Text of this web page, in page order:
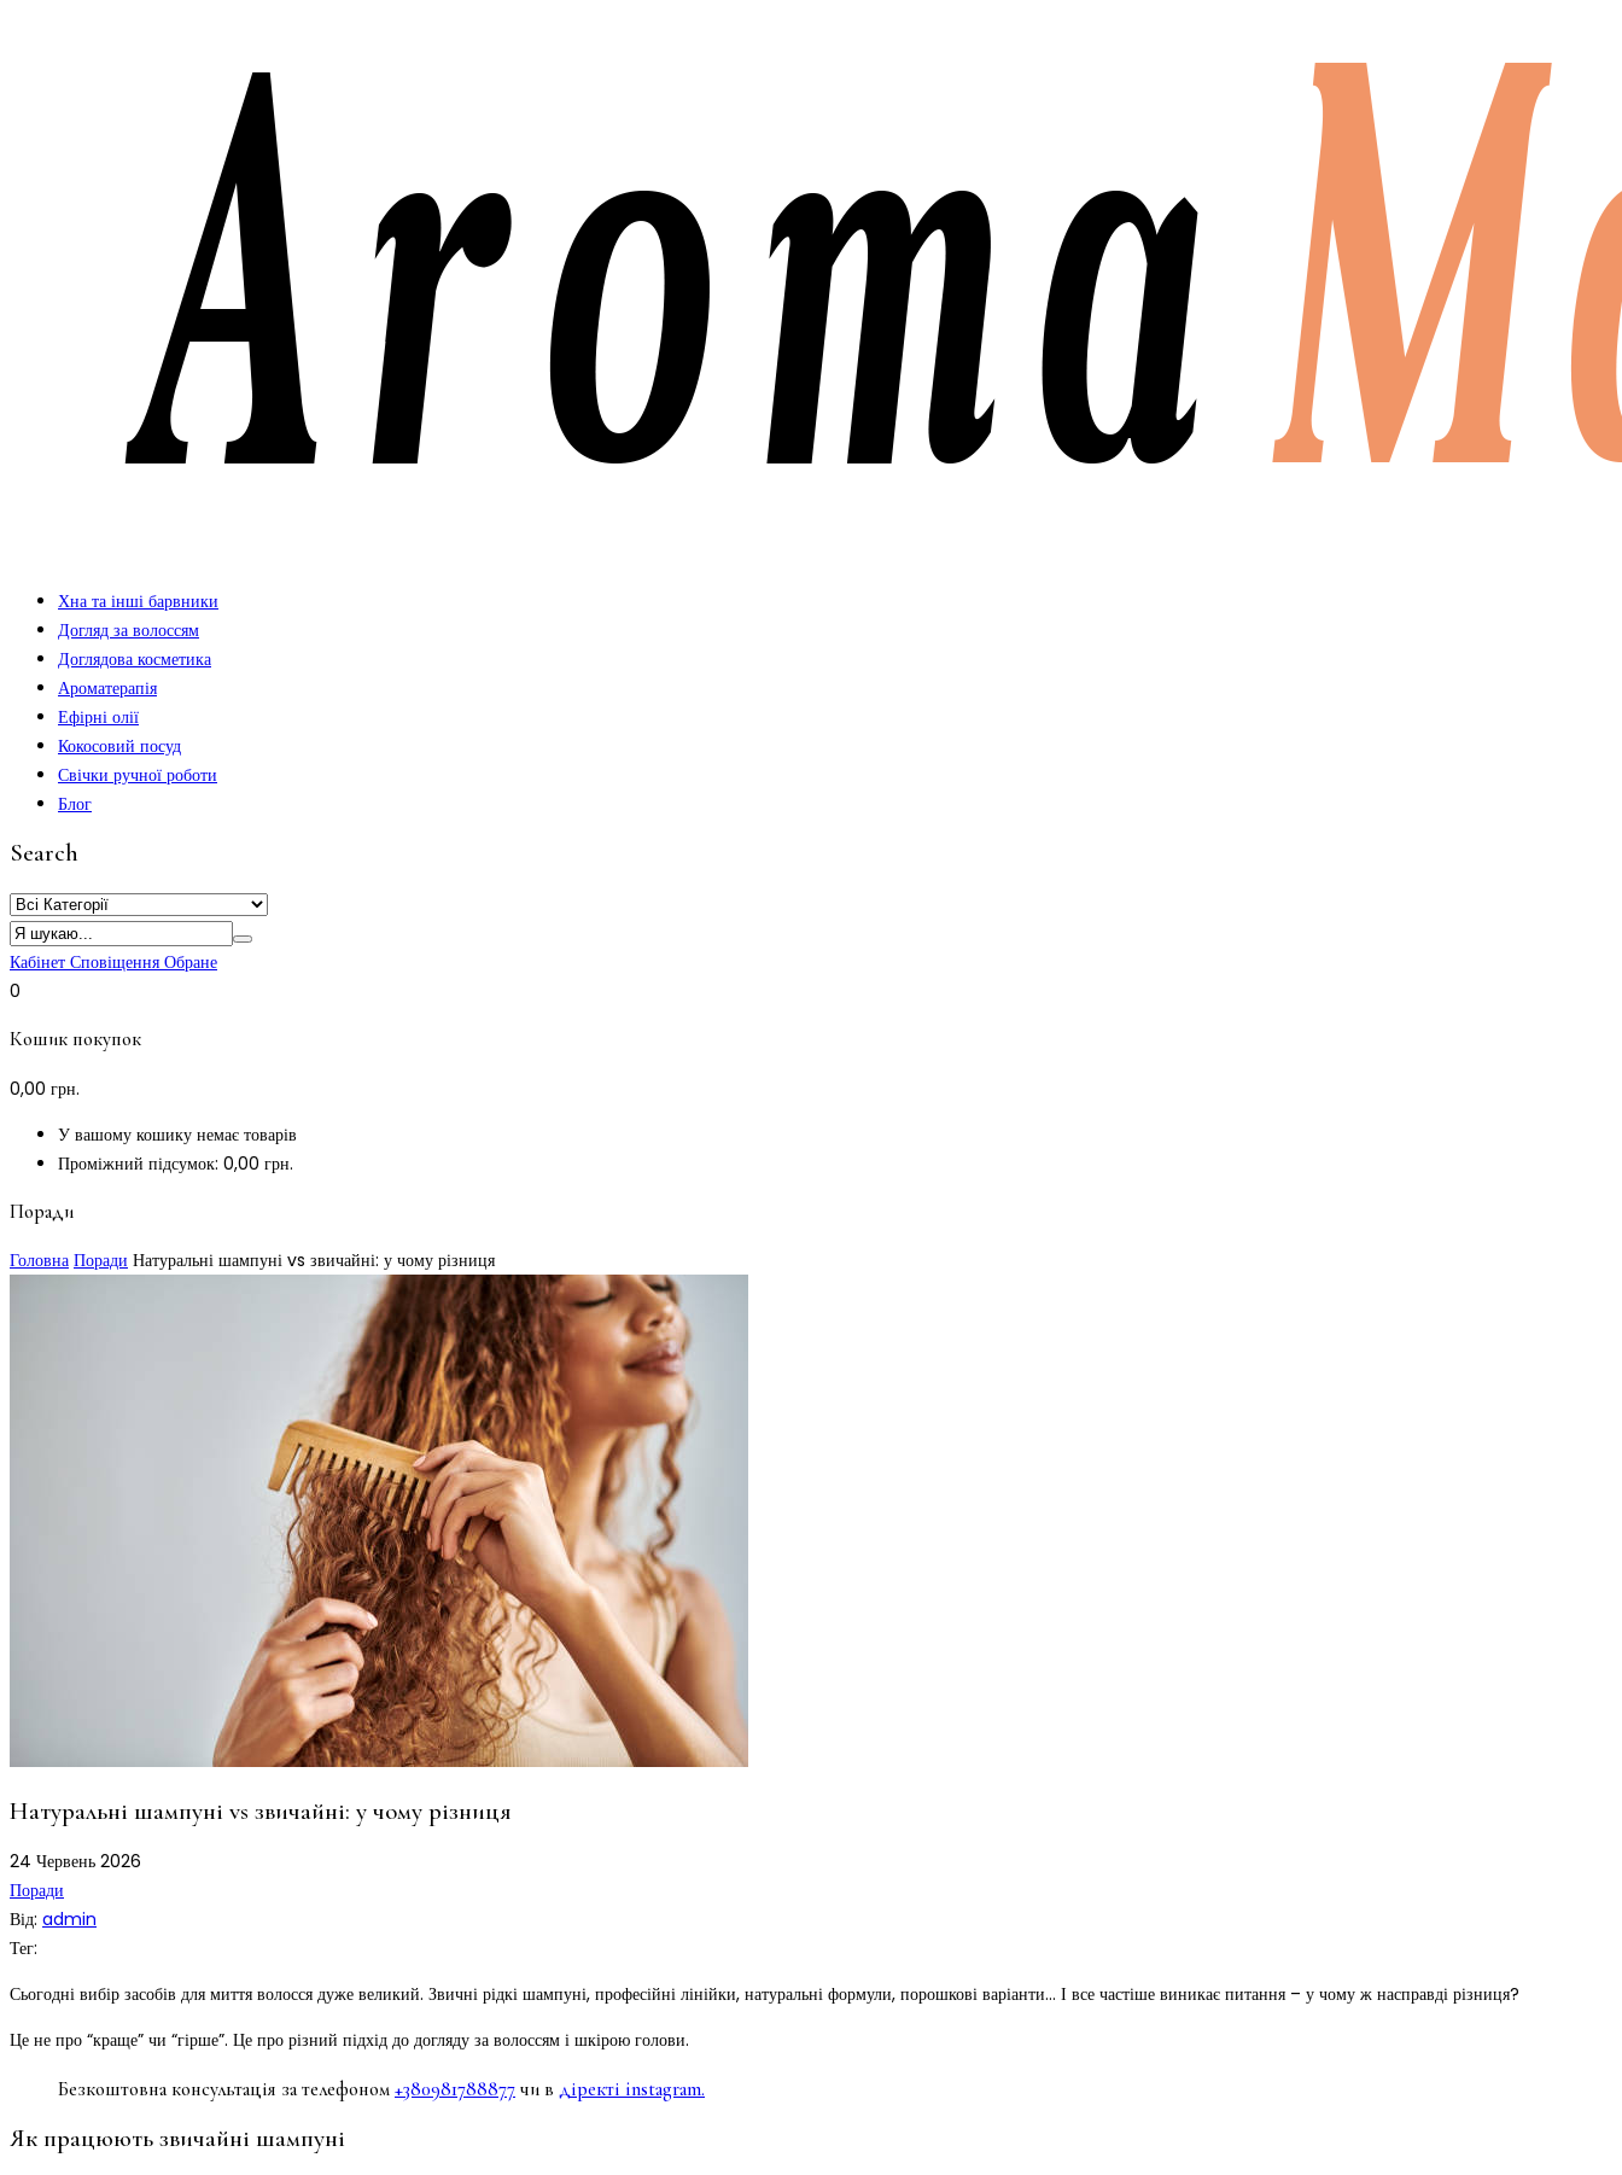
Хна та інші барвники
Догляд за волоссям
Доглядова косметика
Ароматерапія
Ефірні олії
Кокосовий посуд
Свічки ручної роботи
Блог
Search
Кабінет Сповіщення Обране
0
Кошик покупок
0,00 грн.
У вашому кошику немає товарів
Проміжний підсумок: 0,00 грн.
Поради
Головна Поради Натуральні шампуні vs звичайні: у чому різниця
Натуральні шампуні vs звичайні: у чому різниця
24 Червень 2026
Поради
Від: admin
Тег:
Сьогодні вибір засобів для миття волосся дуже великий. Звичні рідкі шампуні, професійні лінійки, натуральні формули, порошкові варіанти… І все частіше виникає питання – у чому ж насправді різниця?
Це не про “краще” чи “гірше”. Це про різний підхід до догляду за волоссям і шкірою голови.
Безкоштовна консультація за телефоном +380981788877 чи в діректі instagram.
Як працюють звичайні шампуні